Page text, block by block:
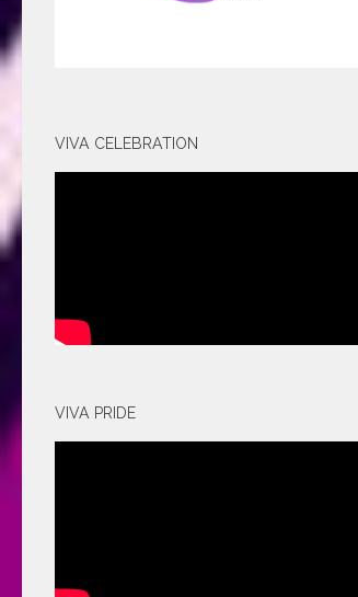
VIVA CELEBRATION
VIVA PRIDE